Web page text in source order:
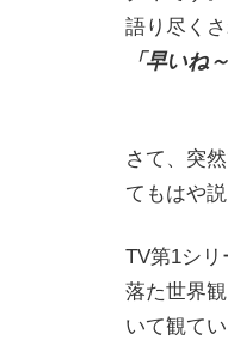
語り尽く
「早いね
さて、突
てもはや
TV第1シ
落た世界
いて観て